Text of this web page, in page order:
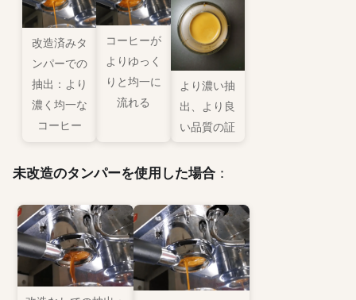
改造済みタ
ンパーでの
抽出：より
濃く均一な
コーヒー
コーヒーが
よりゆっく
りと均一に
流れる
より濃い抽
出、より良
い品質の証
未改造のタンパーを使用した場合 ：